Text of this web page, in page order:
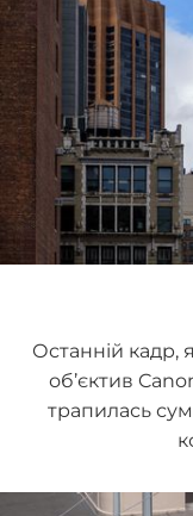
Останній кадр,
об’єктив
трапилась